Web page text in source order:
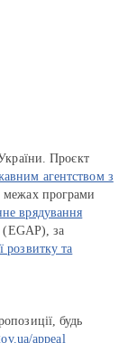
Проєкт
агентством з
межах програми
врядування
(EGAP), за
розвитку та
будь
appeal